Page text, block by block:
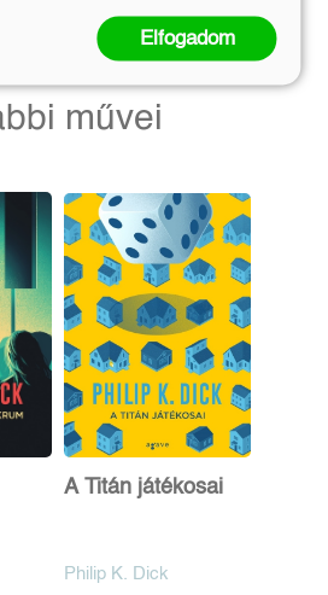
Kosárba
művei
A Titán játékosai
Philip K. Dick
Elfogadom